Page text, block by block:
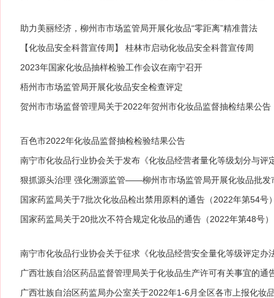
助力美丽经济，柳州市市场监管局开展化妆品“零距离”精准普法
【化妆品安全科普宣传周】 桂林市启动化妆品安全科普宣传周
2023年国家化妆品抽样检验工作会议在南宁召开
梧州市市场监管局开展化妆品安全检查评定
贺州市市场监督管理局关于2022年贺州市化妆品监督抽检结果公告
百色市2022年化妆品监督抽检检验结果公告
南宁市化妆品行业协会关于发布《化妆品经营者量化等级划分与评
狠抓源头治理 强化溯源监管——柳州市市场监管局开展化妆品批发
国家药监局关于7批次化妆品检出禁用原料的通告（2022年第54号
国家药监局关于20批次不符合规定化妆品的通告（2022年第48号）
南宁市化妆品行业协会关于征求《化妆品经营安全量化等级评定办
广西壮族自治区药品监督管理局关于化妆品生产许可有关事宜的通
广西壮族自治区药监局办公室关于2022年1-6月全区各市上报化妆